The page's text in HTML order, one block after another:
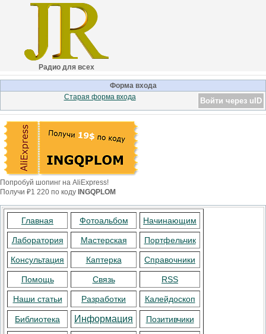
Радио для всех
Форма входа
Войти через uID
Старая форма входа
Попробуй шопинг на AliExpress!
Получи ₽1 220 по коду INGQPLOM
Главная Фотоальбом Начинающим
Лаборатория Мастерская Портфельчик
Консультация Каптерка Справочники
Помощь Связь RSS
Наши статьи Разработки Калейдоскоп
Библиотека Информация Позитивчики